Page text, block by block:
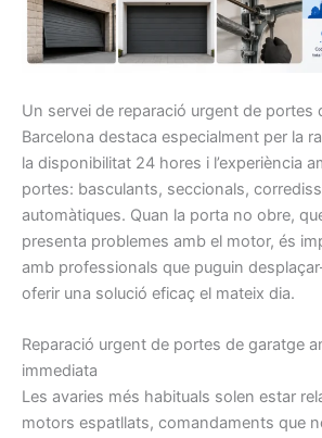
Un servei de reparació urgent de portes
Barcelona destaca especialment per la
la disponibilitat 24 hores i l’experiència
portes: basculants, seccionals,
automàtiques. Quan la porta no obre,
presenta problemes amb el motor, és
amb professionals que puguin
oferir una solució eficaç el mateix dia.
Reparació urgent de portes de garatge
immediata
Les avaries més habituals solen estar
motors espatllats, comandaments que